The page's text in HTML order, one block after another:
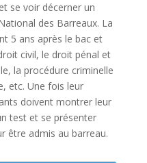
se voir décerner un
des Barreaux. La
5 ans après le bac et
civil, le droit pénal et
la procédure criminelle
etc. Une fois leur
doivent montrer leur
test et se présenter
être admis au barreau.